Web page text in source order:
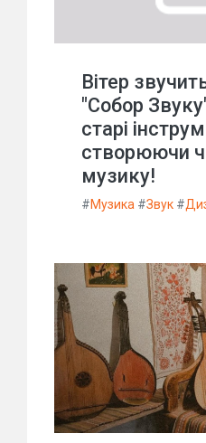
Вітер
"Собор
старі
створюючи
музику!
#Музика #Звук #